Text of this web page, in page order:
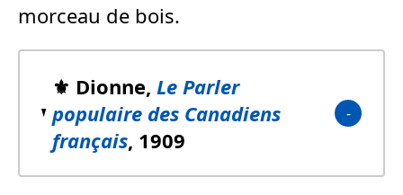
morceau de bois.
⚜️ Dionne, Le Parler
populaire des Canadiens
français, 1909